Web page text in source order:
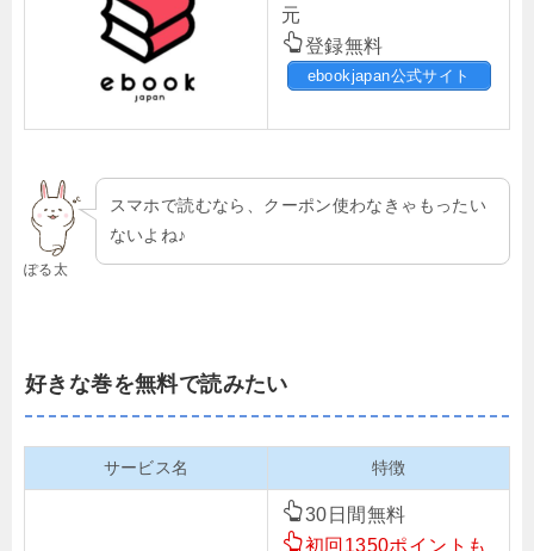
元
登録無料
ebookjapan公式サイト
ぽる太
スマホで読むなら、クーポン使わなきゃもったい
ないよね♪
好きな巻を無料で読みたい
サービス名 特徴
30日間無料
初回1350ポイントも